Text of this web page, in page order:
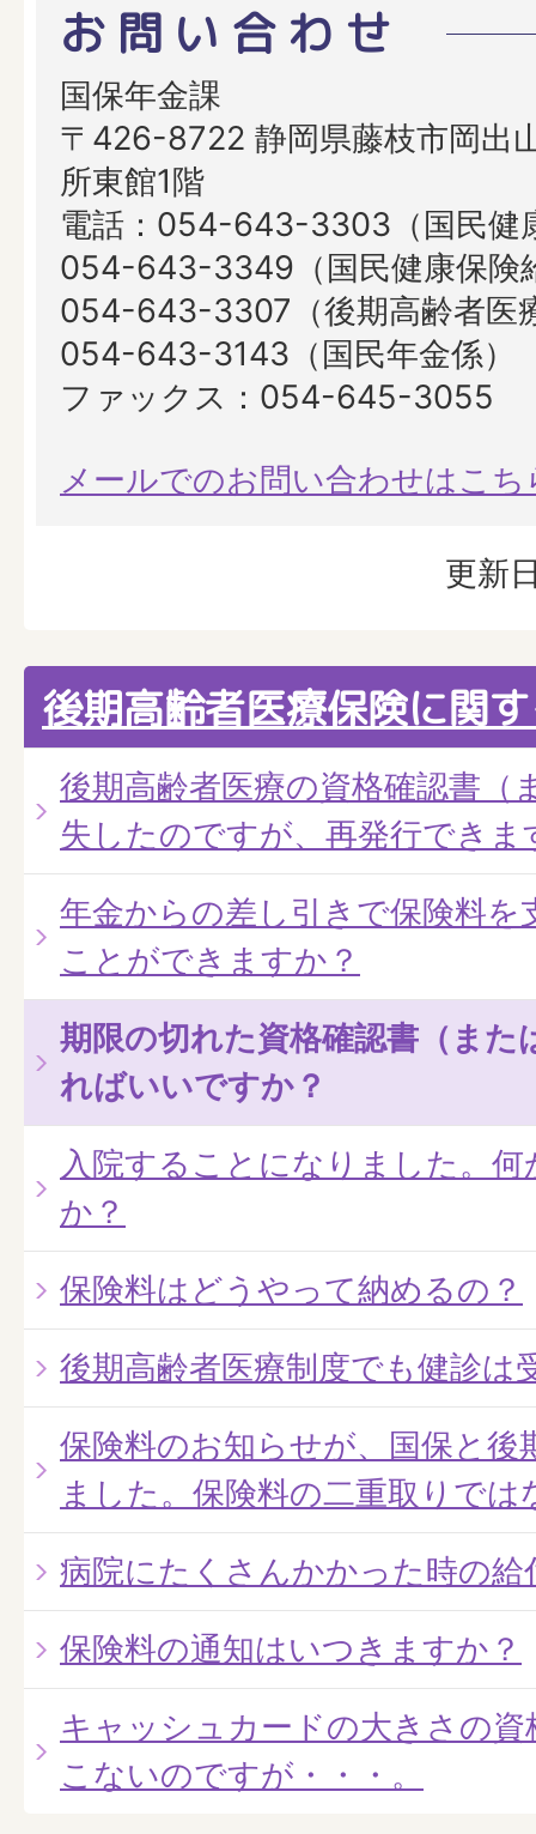
お問い合わせ
国保年金課
〒426-8722 静岡県藤枝市岡出
所東館1階
電話：054-643-3303（国民健
054-643-3349（国民健康保険
054-643-3307（後期高齢者医
054-643-3143（国民年金係）
ファックス：054-645-3055
メールでのお問い合わせはこち
更新
後期高齢者医療保険に関
後期高齢者医療の資格確認書（
失したのですが、再発行できま
年金からの差し引きで保険料を
ことができますか？
期限の切れた資格確認書（また
ればいいですか？
入院することになりました。
か？
保険料はどうやって納めるの？
後期高齢者医療制度でも健診は
保険料のお知らせが、国保と後
ました。保険料の二重取りでは
病院にたくさんかかった時の
保険料の通知はいつきますか？
キャッシュカードの大きさの
こないのですが・・・。